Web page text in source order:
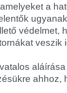
a
védelmet,
veszik
ahhoz,